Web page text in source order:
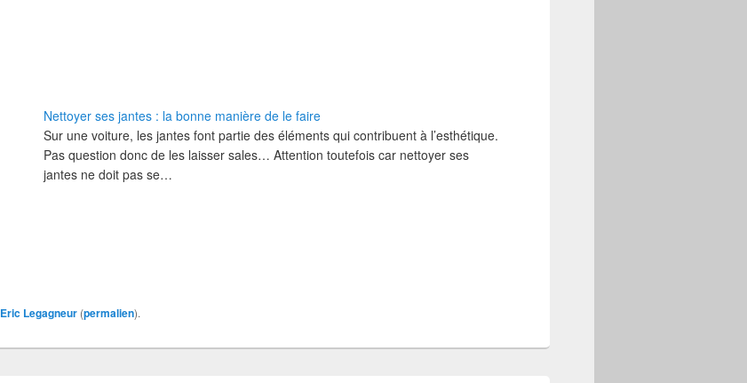
Nettoyer ses jantes : la bonne manière de le faire
Sur une voiture, les jantes font partie des éléments qui contribuent à l’esthétique.
Pas question donc de les laisser sales… Attention toutefois car nettoyer ses
jantes ne doit pas se…
Eric Legagneur (permalien).